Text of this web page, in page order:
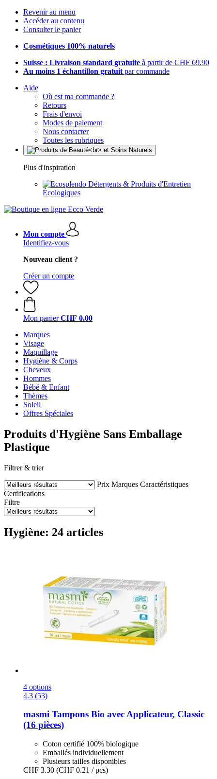
Revenir au menu
Accéder au contenu
Consulter le panier
Cosmétiques 100% naturels
Suisse : Livraison standard gratuite à partir de CHF 69.90
Au moins 1 échantillon gratuit par commande
Aide
Où est ma commande ?
Retours
Frais d'envoi
Modes de paiement
Nous contacter
Toutes les rubriques
Plus d'inspiration
Détergents & Produits d'Entretien
Écologiques
Mon compte
Identifiez-vous
Nouveau client ?
Créer un compte
Mon panier CHF 0.00
Marques
Visage
Maquillage
Hygiène & Corps
Cheveux
Hommes
Bébé & Enfant
Thèmes
Soleil
Offres Spéciales
Produits d'Hygiène Sans Emballage
Plastique
Filtrer & trier
Prix Marques Caractéristiques
Certifications
Filtre
Hygiène: 24 articles
4 options
4.3 (53)
masmi Tampons Bio avec Applicateur, Classic
(16 pièces)
Coton certifié 100% biologique
Emballés individuellement
Plusieurs tailles disponibles
CHF 3.30 (CHF 0.21 / pcs)